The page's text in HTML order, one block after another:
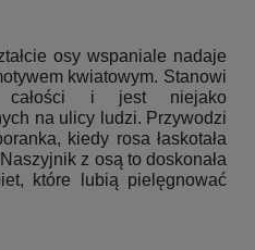
osy wspaniale nadaje
kwiatowym. Stanowi
całości i jest niejako
na ulicy ludzi. Przywodzi
kiedy rosa łaskotała
z osą to doskonała
które lubią pielęgnować